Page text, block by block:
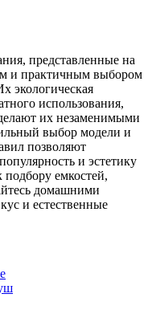
представленные на
и практичным выбором
экологическая
использования,
их незаменимыми
выбор модели и
позволяют
и эстетику
подбору емкостей,
домашними
и естественные